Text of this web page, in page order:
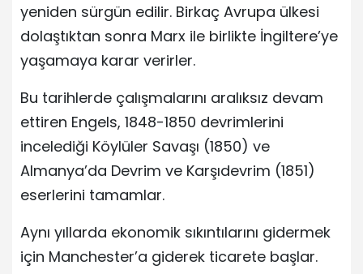
yeniden sürgün edilir. Birkaç Avrupa ülkesi
dolaştıktan sonra Marx ile birlikte İngiltere’ye
yaşamaya karar verirler.
Bu tarihlerde çalışmalarını aralıksız devam
ettiren Engels, 1848-1850 devrimlerini
incelediği Köylüler Savaşı (1850) ve
Almanya’da Devrim ve Karşıdevrim (1851)
eserlerini tamamlar.
Aynı yıllarda ekonomik sıkıntılarını gidermek
için Manchester’a giderek ticarete başlar.